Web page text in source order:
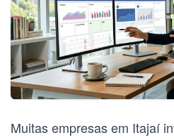
Muitas empresas em Itajaí